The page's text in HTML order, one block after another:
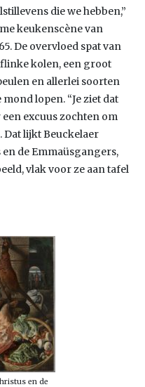
die we hebben,”
keukenscène van
De overvloed spat van
kolen, een groot
en allerlei soorten
lopen. “Je ziet dat
excuus zochten om
Dat lijkt Beuckelaer
de Emmaüsgangers,
vlak voor ze aan tafel
en de